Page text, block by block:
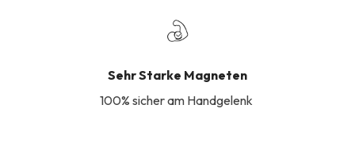
Sehr Starke Magneten
100% sicher am Handgelenk